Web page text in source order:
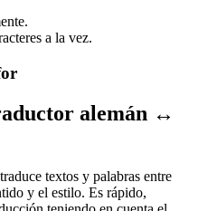
a la vez.
alemán ↔
textos y palabras entre
y el estilo. Es rápido,